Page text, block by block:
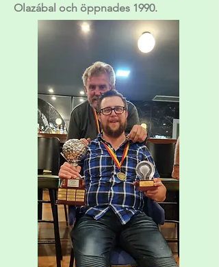
Olazábal och öppnades 1990.